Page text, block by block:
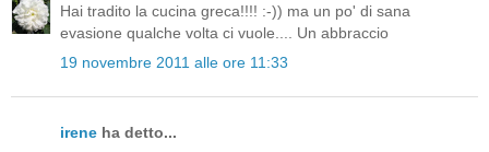
Hai tradito la cucina greca!!!! :-)) ma un po' di sana
evasione qualche volta ci vuole.... Un abbraccio
19 novembre 2011 alle ore 11:33
irene ha detto...